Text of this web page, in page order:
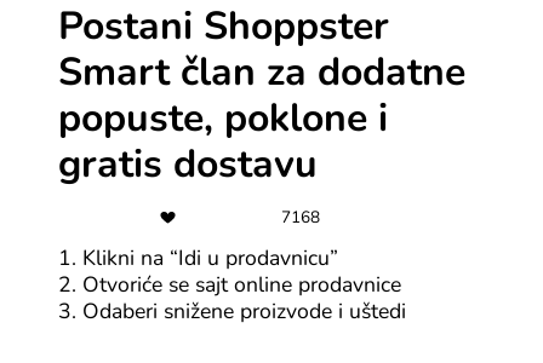
sniženi proizvodi. Sada možeš odmah kupovati sa
popustom!
Postani Shoppster
Smart član za dodatne
popuste, poklone i
gratis dostavu
7168
1. Klikni na “Idi u prodavnicu”
2. Otvoriće se sajt online prodavnice
3. Odaberi snižene proizvode i uštedi